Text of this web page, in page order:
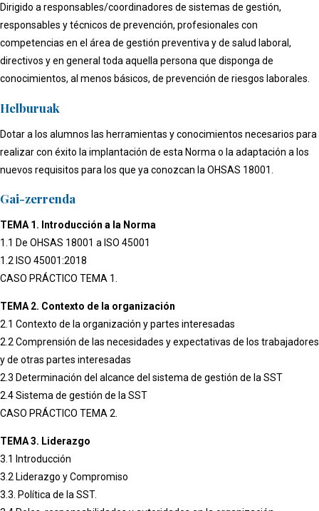
Dirigido a responsables/coordinadores de sistemas de gestión,
responsables y técnicos de prevención, profesionales con
competencias en el área de gestión preventiva y de salud laboral,
directivos y en general toda aquella persona que disponga de
conocimientos, al menos básicos, de prevención de riesgos laborales.
Helburuak
Dotar a los alumnos las herramientas y conocimientos necesarios para
realizar con éxito la implantación de esta Norma o la adaptación a los
nuevos requisitos para los que ya conozcan la OHSAS 18001.
Gai-zerrenda
TEMA 1. Introducción a la Norma
1.1 De OHSAS 18001 a ISO 45001
1.2 ISO 45001:2018
CASO PRÁCTICO TEMA 1.
TEMA 2. Contexto de la organización
2.1 Contexto de la organización y partes interesadas
2.2 Comprensión de las necesidades y expectativas de los trabajadores
y de otras partes interesadas
2.3 Determinación del alcance del sistema de gestión de la SST
2.4 Sistema de gestión de la SST
CASO PRÁCTICO TEMA 2.
TEMA 3. Liderazgo
3.1 Introducción
3.2 Liderazgo y Compromiso
3.3. Política de la SST.